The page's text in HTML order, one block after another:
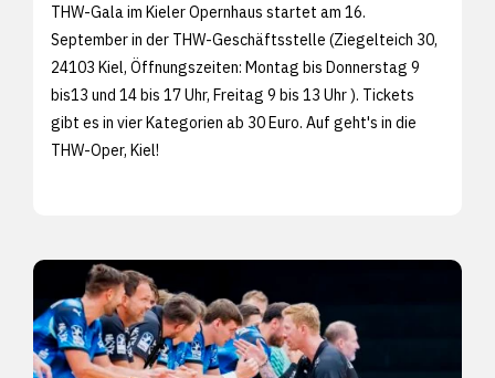
THW-Gala im Kieler Opernhaus startet am 16.
September in der THW-Geschäftsstelle (Ziegelteich 30,
24103 Kiel, Öffnungszeiten: Montag bis Donnerstag 9
bis13 und 14 bis 17 Uhr, Freitag 9 bis 13 Uhr ). Tickets
gibt es in vier Kategorien ab 30 Euro. Auf geht's in die
THW-Oper, Kiel!